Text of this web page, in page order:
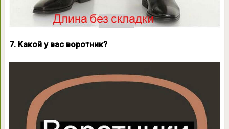
7. Какой у вас воротник?